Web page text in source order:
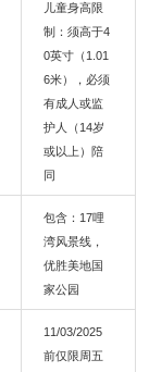
儿童身高限
制：须高于4
0英寸（1.01
6米），必须
有成人或监
护人（14岁
或以上）陪
同
包含：17哩
湾风景线，
优胜美地国
家公园
11/03/2025
前仅限周五